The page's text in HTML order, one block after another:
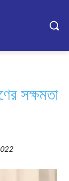
সক্ষমতা